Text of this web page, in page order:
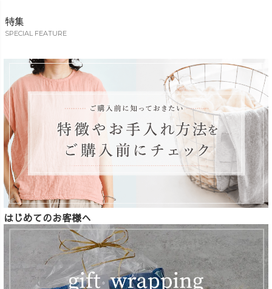
特集
SPECIAL FEATURE
はじめてのお客様へ